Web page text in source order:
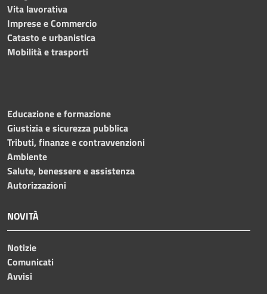
Vita lavorativa
Imprese e Commercio
Catasto e urbanistica
Mobilità e trasporti
Educazione e formazione
Giustizia e sicurezza pubblica
Tributi, finanze e contravvenzioni
Ambiente
Salute, benessere e assistenza
Autorizzazioni
NOVITÀ
Notizie
Comunicati
Avvisi